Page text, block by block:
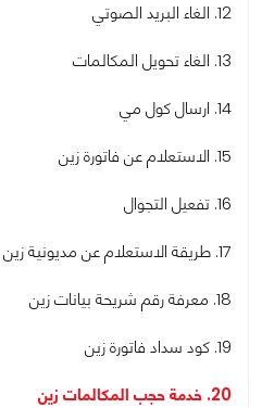
12. الغاء البريد الصوتي
13. الغاء تحويل المكالمات
14. ارسال كول مي
15. الاستعلام عن فاتورة زين
16. تفعيل التجوال
17. طريقة الاستعلام عن مديونية زين برقم الهوية
18. معرفة رقم شريحة بيانات زين
19. كود سداد فاتورة زين
20. خدمة حجب المكالمات زين